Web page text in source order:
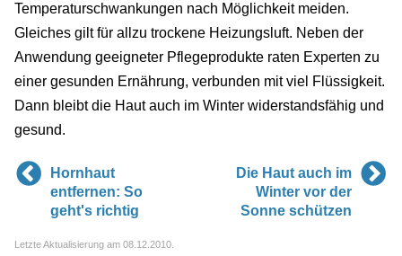
Temperaturschwankungen nach Möglichkeit meiden.
Gleiches gilt für allzu trockene Heizungsluft. Neben der
Anwendung geeigneter Pflegeprodukte raten Experten zu
einer gesunden Ernährung, verbunden mit viel Flüssigkeit.
Dann bleibt die Haut auch im Winter widerstandsfähig und
gesund.
Hornhaut
entfernen: So
geht's richtig
Die Haut auch im
Winter vor der
Sonne schützen
Letzte Aktualisierung am 08.12.2010.